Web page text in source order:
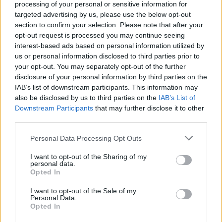
processing of your personal or sensitive information for
targeted advertising by us, please use the below opt-out
section to confirm your selection. Please note that after your
opt-out request is processed you may continue seeing
interest-based ads based on personal information utilized by
us or personal information disclosed to third parties prior to
your opt-out. You may separately opt-out of the further
disclosure of your personal information by third parties on the
IAB’s list of downstream participants. This information may
also be disclosed by us to third parties on the IAB’s List of
Downstream Participants that may further disclose it to other
Please note that this website/app uses one or more Google
not limited to your visit or usage behaviour. You may click to
grant or deny consent to Google and its third-party tags to
use your data for below specified purposes in below Google
consent section.
Personal Data Processing Opt Outs
I want to opt-out of the Sharing of my
personal data.
Opted In
I want to opt-out of the Sale of my
Personal Data.
Opted In
que permiten evaluar el impacto de diferentes
estrategias. Este proceso ayuda a las empresas a
experimentar con múltiples enfoques y a
determinar cuál resuena mejor con su audiencia.
Por ejemplo, al probar distintas versiones de un
anuncio, puedes identificar cuál genera un mayor
CTRy ajustar tus campañas de manera efectiva.
¿No sería interesante descubrir qué mensajes
conectan más con tu público?
El marketing digital basado en datos
no es solo
en el competitivo entorno empresarial actual. ¿Te
has preguntado alguna vez cómo las marcas
logran conectar de manera efectiva con sus
clientes? Al adoptar un enfoque metódico y